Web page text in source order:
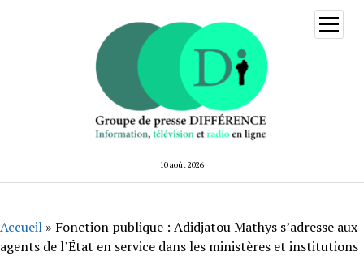
10 août 2026
ouvrir
menu
Accueil » Fonction publique : Adidjatou Mathys s’adresse aux
agents de l’État en service dans les ministères et institutions